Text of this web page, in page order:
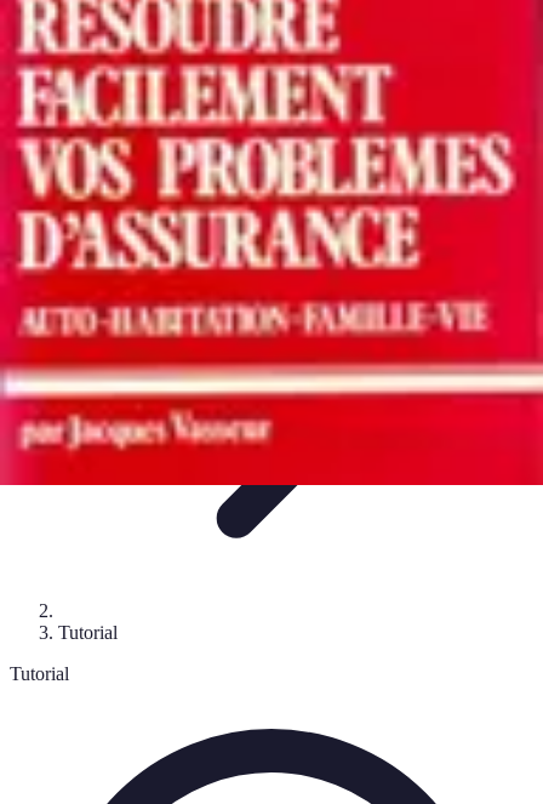
Apprendre Rubik Cube
Astuces et conseilsApprentissageTechniques
d'apprentissageMéthodes d'apprentissageTechniques
Apprendre Rubik Cube
Tutorial
Tutorial